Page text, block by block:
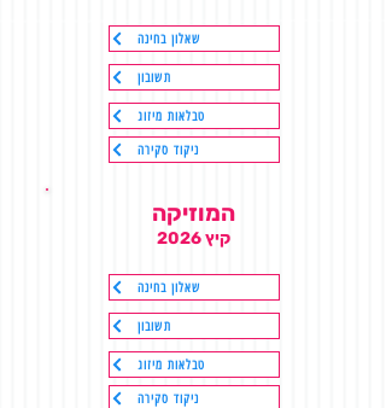
שאלון בחינה
תשובון
טבלאות מיזוג
ניקוד סקירה
המוזיקה
קיץ 2026
שאלון בחינה
תשובון
טבלאות מיזוג
ניקוד סקירה